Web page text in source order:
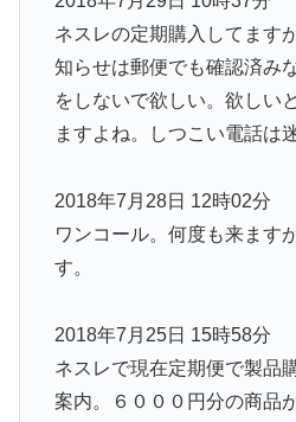
ネスレの定期購入してます
知らせは郵便でも確認済み
をしないで欲しい。欲しい
ますよね。しつこい電話は
2018年7月28日 12時02分
ワンコール。何度も来ます
す。
2018年7月25日 15時58分
ネスレで現在定期便で製品
案内。６０００円分の商品